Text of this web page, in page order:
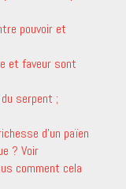
pouvoir et
et faveur sont
serpent ;
d’un païen
? Voir
comment cela